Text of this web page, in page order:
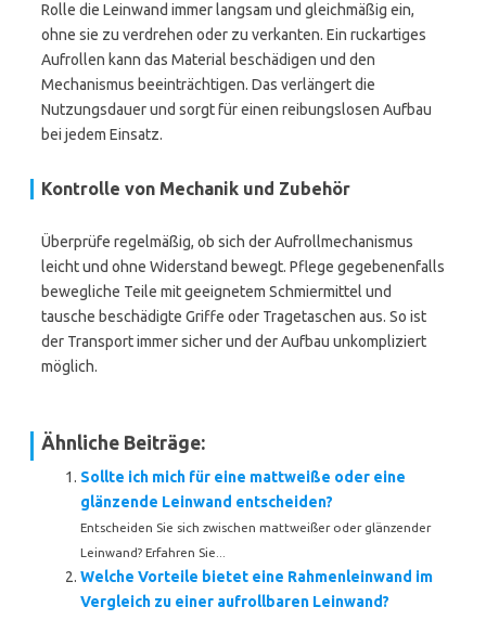
Rolle die Leinwand immer langsam und gleichmäßig ein,
ohne sie zu verdrehen oder zu verkanten. Ein ruckartiges
Aufrollen kann das Material beschädigen und den
Mechanismus beeinträchtigen. Das verlängert die
Nutzungsdauer und sorgt für einen reibungslosen Aufbau
bei jedem Einsatz.
Kontrolle von Mechanik und Zubehör
Überprüfe regelmäßig, ob sich der Aufrollmechanismus
leicht und ohne Widerstand bewegt. Pflege gegebenenfalls
bewegliche Teile mit geeignetem Schmiermittel und
tausche beschädigte Griffe oder Tragetaschen aus. So ist
der Transport immer sicher und der Aufbau unkompliziert
möglich.
Ähnliche Beiträge:
Sollte ich mich für eine mattweiße oder eine
glänzende Leinwand entscheiden?
Entscheiden Sie sich zwischen mattweißer oder glänzender
Leinwand? Erfahren Sie...
Welche Vorteile bietet eine Rahmenleinwand im
Vergleich zu einer aufrollbaren Leinwand?